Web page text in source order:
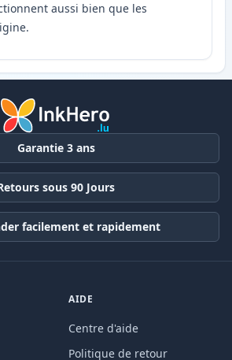
aussi bien que les
Garantie 3 ans
sous 90 Jours
facilement et rapidement
AIDE
Centre d'aide
Politique de retour